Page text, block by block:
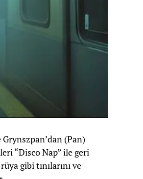
(Pan)
“Disco Nap” ile geri
gibi tınılarını ve